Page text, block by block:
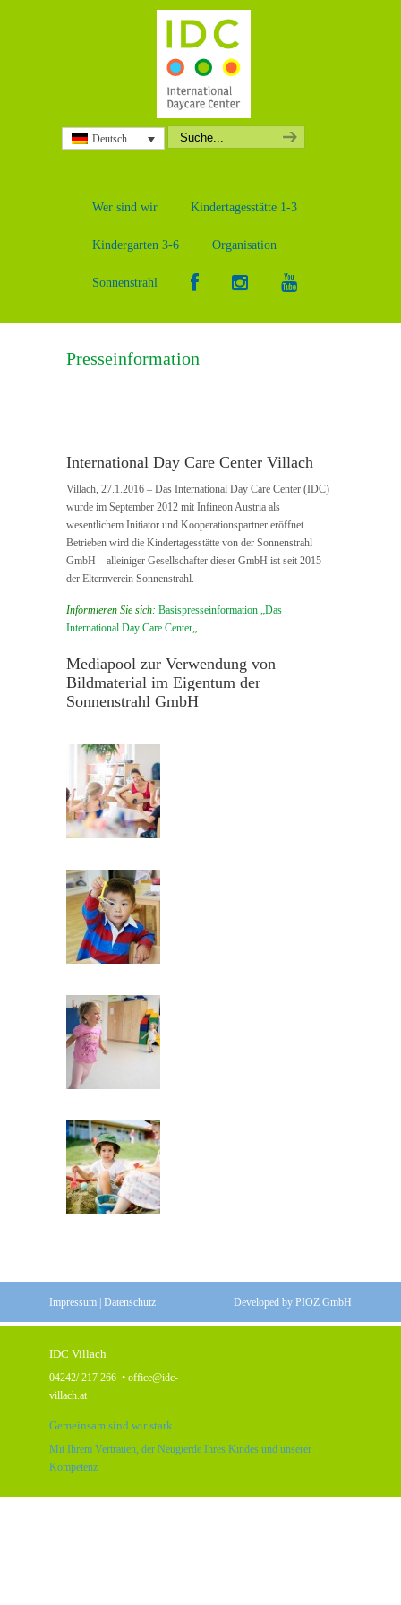
Deutsch
Wer sind wir Kindertagesstätte 1-3
Kindergarten 3-6 Organisation
Sonnenstrahl
Presseinformation
International Day Care Center Villach
Villach, 27.1.2016 – Das International Day Care Center (IDC)
wurde im September 2012 mit Infineon Austria als
wesentlichem Initiator und Kooperationspartner eröffnet.
Betrieben wird die Kindertagesstätte von der Sonnenstrahl
GmbH – alleiniger Gesellschafter dieser GmbH ist seit 2015
der Elternverein Sonnenstrahl.
Informieren Sie sich: Basispresseinformation „Das
International Day Care Center„
Mediapool zur Verwendung von
Bildmaterial im Eigentum der
Sonnenstrahl GmbH
Impressum| Datenschutz Developed byPIOZ GmbH
IDC Villach
04242/ 217 266• office@idc-
villach.at
Gemeinsam sind wir stark
Mit Ihrem Vertrauen, der Neugierde Ihres Kindes und unserer
Kompetenz